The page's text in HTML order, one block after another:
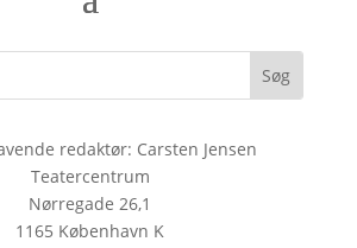
redaktør: Carsten Jensen
Teatercentrum
Nørregade 26,1
1165 København K